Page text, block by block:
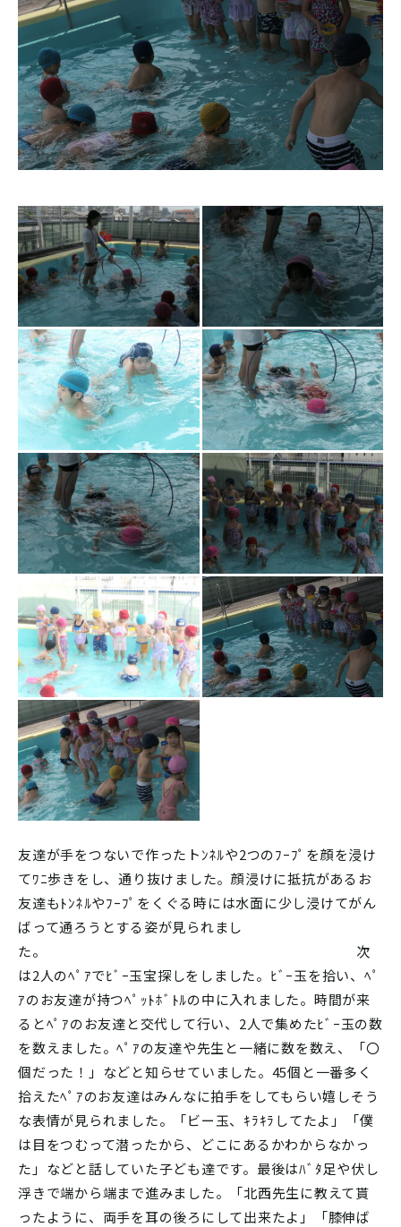
お問い合わせ
友達が手をつないで作ったトﾝﾈﾙや2つのﾌｰﾌﾟを顔を浸け
てﾜﾆ歩きをし、通り抜けました。顔浸けに抵抗があるお
友達もﾄﾝﾈﾙやﾌｰﾌﾟをくぐる時には水面に少し浸けてがん
ばって通ろうとする姿が見られまし
た。 次
は2人のﾍﾟｱでﾋﾞｰ玉宝探しをしました。ﾋﾞｰ玉を拾い、ﾍﾟ
ｱのお友達が持つﾍﾟｯﾄﾎﾞﾄﾙの中に入れました。時間が来
るとﾍﾟｱのお友達と交代して行い、2人で集めたﾋﾞｰ玉の数
を数えました。ﾍﾟｱの友達や先生と一緒に数を数え、「〇
個だった！」などと知らせていました。45個と一番多く
拾えたﾍﾟｱのお友達はみんなに拍手をしてもらい嬉しそう
な表情が見られました。「ビー玉、ｷﾗｷﾗしてたよ」「僕
は目をつむって潜ったから、どこにあるかわからなかっ
た」などと話していた子ども達です。最後はﾊﾞﾀ足や伏し
浮きで端から端まで進みました。「北西先生に教えて貰
ったように、両手を耳の後ろにして出来たよ」「膝伸ば